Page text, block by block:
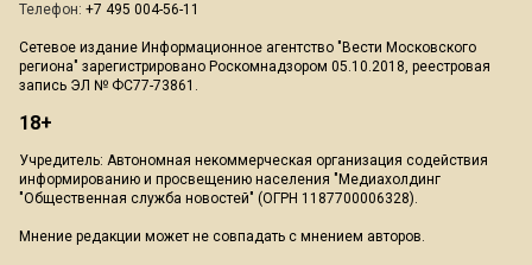
Телефон: +7 495 004-56-11
Сетевое издание Информационное агентство "Вести Московского
региона" зарегистрировано Роскомнадзором 05.10.2018, реестровая
запись ЭЛ № ФС77-73861.
18+
Учредитель: Автономная некоммерческая организация содействия
информированию и просвещению населения "Медиахолдинг
"Общественная служба новостей" (ОГРН 1187700006328).
Мнение редакции может не совпадать с мнением авторов.